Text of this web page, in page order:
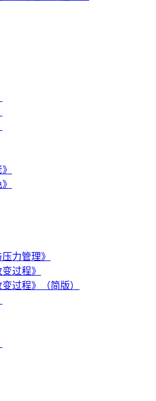
力管理》
过程》
过程》（简版）